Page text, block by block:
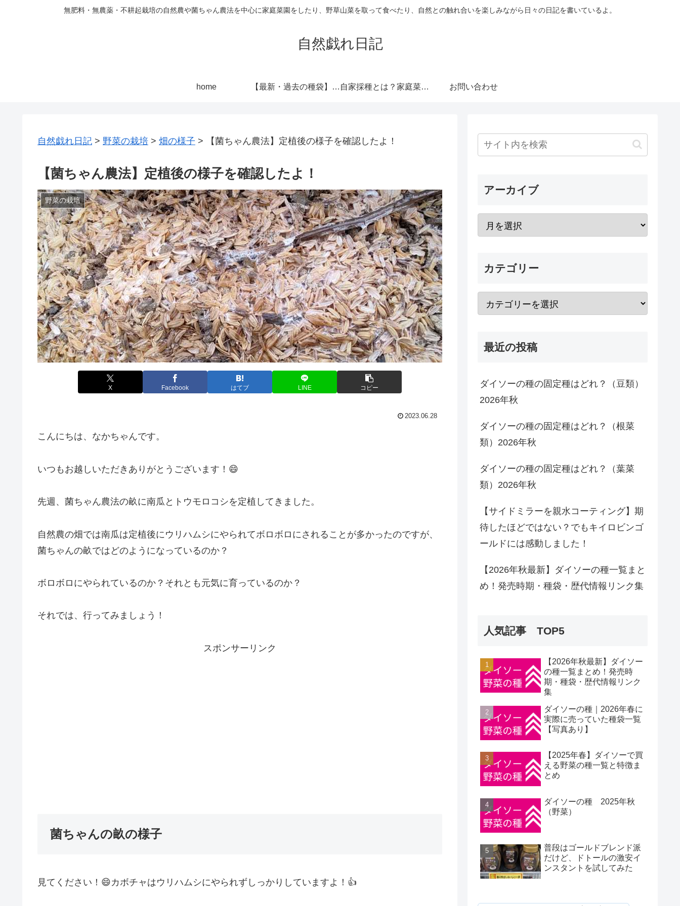
無肥料・無農薬・不耕起栽培の自然農や菌ちゃん農法を中心に家庭菜園をしたり、野草山菜を取って食べたり、自然との触れ合いを楽しみながら日々の日記を書いているよ。
自然戯れ日記
home 【最新・過去の種袋】ダイソーの種一覧まとめ！発売時期・全種類・栽培記録歴代リンク集 自家採種とは？家庭菜園で種をつなぐという選択 お問い合わせ
自然戯れ日記 > 野菜の栽培 > 畑の様子 > 【菌ちゃん農法】定植後の様子を確認したよ！
【菌ちゃん農法】定植後の様子を確認したよ！
野菜の栽培
X Facebook はてブ LINE コピー
2023.06.28
こんにちは、なかちゃんです。
いつもお越しいただきありがとうございます！😄
先週、菌ちゃん農法の畝に南瓜とトウモロコシを定植してきました。
自然農の畑では南瓜は定植後にウリハムシにやられてボロボロにされることが多かったのですが、
菌ちゃんの畝ではどのようになっているのか？
ボロボロにやられているのか？それとも元気に育っているのか？
それでは、行ってみましょう！
スポンサーリンク
菌ちゃんの畝の様子
見てください！😄カボチャはウリハムシにやられずしっかりしていますよ！👍
アーカイブ
カテゴリー
最近の投稿
ダイソーの種の固定種はどれ？（豆類）
2026年秋
ダイソーの種の固定種はどれ？（根菜
類）2026年秋
ダイソーの種の固定種はどれ？（葉菜
類）2026年秋
【サイドミラーを親水コーティング】期
待したほどではない？でもキイロビンゴ
ールドには感動しました！
【2026年秋最新】ダイソーの種一覧まと
め！発売時期・種袋・歴代情報リンク集
人気記事 TOP5
【2026年秋最新】ダイソー
の種一覧まとめ！発売時
期・種袋・歴代情報リンク
集
ダイソーの種｜2026年春に
実際に売っていた種袋一覧
【写真あり】
【2025年春】ダイソーで買
える野菜の種一覧と特徴ま
とめ
ダイソーの種 2025年秋
（野菜）
普段はゴールドブレンド派
だけど、ドトールの激安イ
ンスタントを試してみた